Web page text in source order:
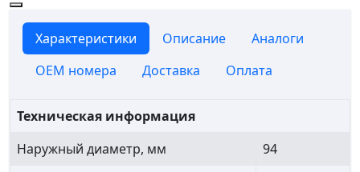
Характеристики Описание
Аналоги
OEM номера
Доставка Оплата
Техническая информация
Наружный диаметр, мм
94